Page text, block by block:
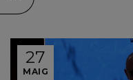
27
MAIG